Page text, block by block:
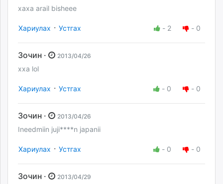
xaxa arail bisheee
Хариулах · Устгах - 2 - 0
Зочин · 2013/04/26
xxa lol
Хариулах · Устгах - 0 - 0
Зочин · 2013/04/26
Ineedmiin juji****n japanii
Хариулах · Устгах - 0 - 0
Зочин · 2013/04/29